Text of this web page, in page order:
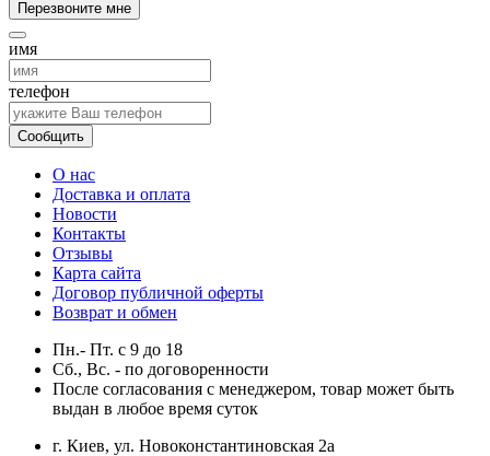
Перезвоните мне
имя
телефон
Сообщить
О нас
Доставка и оплата
Новости
Контакты
Отзывы
Карта сайта
Договор публичной оферты
Возврат и обмен
Пн.- Пт. с 9 до 18
Сб., Вс. - по договоренности
После согласования с менеджером, товар может быть
выдан в любое время суток
г. Киев, ул. Новоконстантиновская 2а